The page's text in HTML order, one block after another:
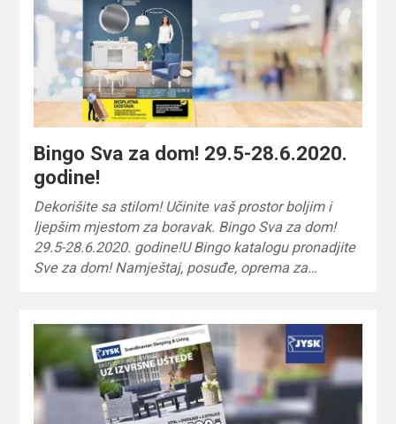
Bingo Sva za dom! 29.5-28.6.2020.
godine!
Dekorišite sa stilom! Učinite vaš prostor boljim i
ljepšim mjestom za boravak. Bingo Sva za dom!
29.5-28.6.2020. godine!U Bingo katalogu pronadjite
Sve za dom! Namještaj, posuđe, oprema za…